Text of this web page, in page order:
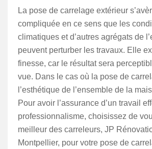
La pose de carrelage extérieur
compliquée en ce sens que les
climatiques et d’autres agrégats de
peuvent perturber les travaux. Elle
finesse, car le résultat sera
vue. Dans le cas où la pose de
l’esthétique de l’ensemble de la
Pour avoir l’assurance d’un travail
professionnalisme, choisissez de
meilleur des carreleurs, JP
Montpellier, pour votre pose de